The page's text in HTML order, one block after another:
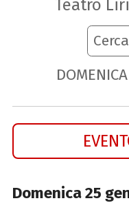
Teatro
DOMENICA
Domenica 25